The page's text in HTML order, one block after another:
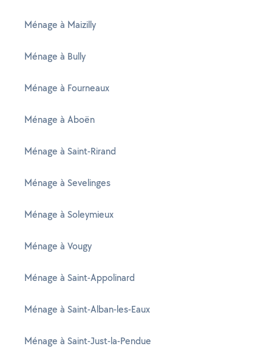
Ménage à Maizilly
Ménage à Bully
Ménage à Fourneaux
Ménage à Aboën
Ménage à Saint-Rirand
Ménage à Sevelinges
Ménage à Soleymieux
Ménage à Vougy
Ménage à Saint-Appolinard
Ménage à Saint-Alban-les-Eaux
Ménage à Saint-Just-la-Pendue